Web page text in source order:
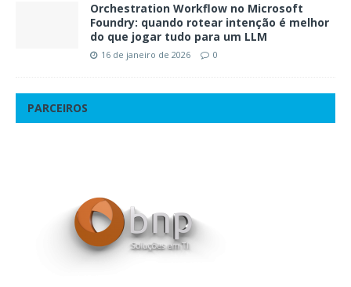
Orchestration Workflow no Microsoft
Foundry: quando rotear intenção é melhor
do que jogar tudo para um LLM
16 de janeiro de 2026 0
PARCEIROS